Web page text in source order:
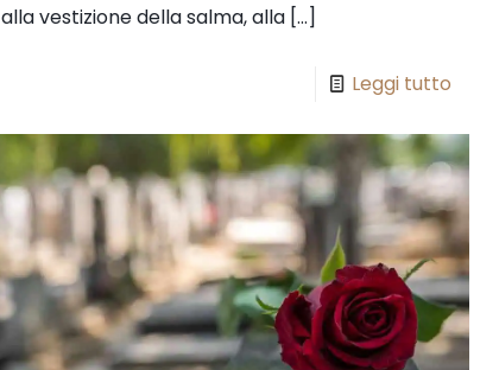
alla vestizione della salma, alla […]
Leggi tutto